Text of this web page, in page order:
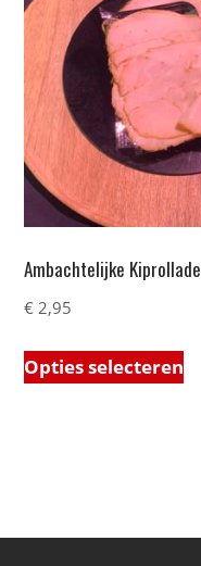
Ambachtelijke Kiprollade
€2,95
Opties selecteren